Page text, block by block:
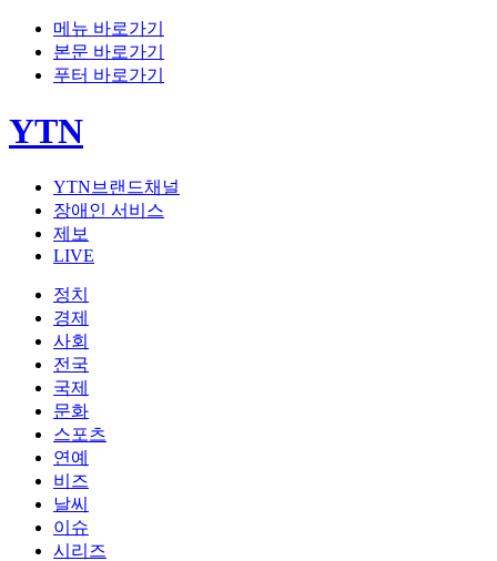
메뉴 바로가기
본문 바로가기
푸터 바로가기
YTN
YTN브랜드채널
장애인 서비스
제보
LIVE
정치
경제
사회
전국
국제
문화
스포츠
연예
비즈
날씨
이슈
시리즈